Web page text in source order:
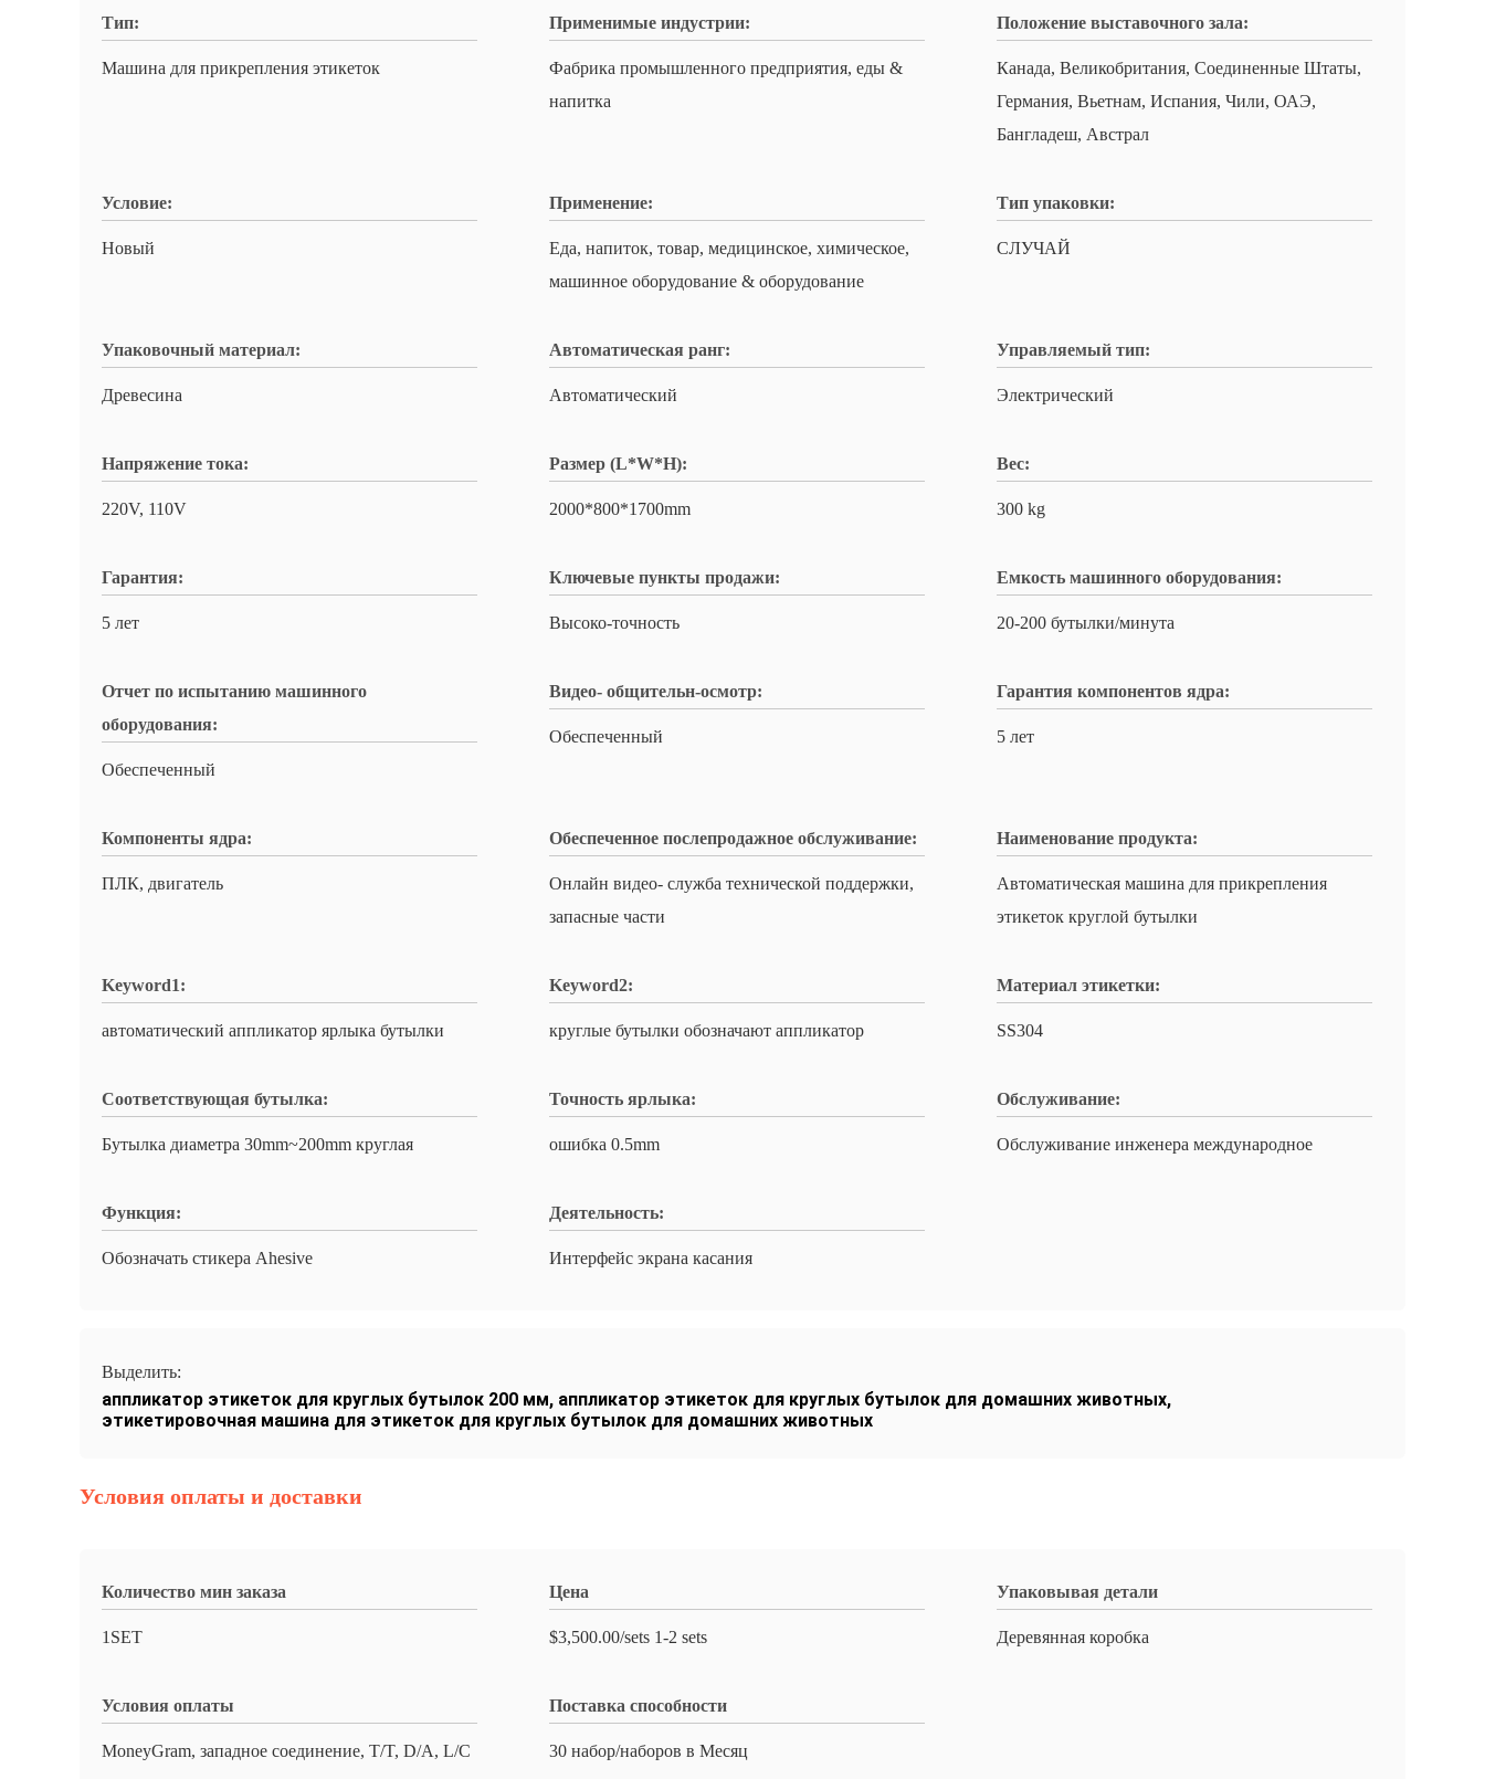
Тип:
Машина для прикрепления этикеток
Применимые индустрии:
Фабрика промышленного предприятия, еды &
напитка
Положение выставочного зала:
Канада, Великобритания, Соединенные Штаты,
Германия, Вьетнам, Испания, Чили, ОАЭ,
Бангладеш, Австрал
Условие:
Новый
Применение:
Еда, напиток, товар, медицинское, химическое,
машинное оборудование & оборудование
Тип упаковки:
СЛУЧАЙ
Упаковочный материал:
Древесина
Автоматическая ранг:
Автоматический
Управляемый тип:
Электрический
Напряжение тока:
220V, 110V
Размер (L*W*H):
2000*800*1700mm
Вес:
300 kg
Гарантия:
5 лет
Ключевые пункты продажи:
Высоко-точность
Емкость машинного оборудования:
20-200 бутылки/минута
Отчет по испытанию машинного
оборудования:
Обеспеченный
Видео- общительн-осмотр:
Обеспеченный
Гарантия компонентов ядра:
5 лет
Компоненты ядра:
ПЛК, двигатель
Обеспеченное послепродажное обслуживание:
Онлайн видео- служба технической поддержки,
запасные части
Наименование продукта:
Автоматическая машина для прикрепления
этикеток круглой бутылки
Keyword1:
автоматический аппликатор ярлыка бутылки
Keyword2:
круглые бутылки обозначают аппликатор
Материал этикетки:
SS304
Соответствующая бутылка:
Бутылка диаметра 30mm~200mm круглая
Точность ярлыка:
ошибка 0.5mm
Обслуживание:
Обслуживание инженера международное
Функция:
Обозначать стикера Ahesive
Деятельность:
Интерфейс экрана касания
Выделить:
аппликатор этикеток для круглых бутылок 200 мм, аппликатор этикеток для круглых бутылок для домашних животных,
этикетировочная машина для этикеток для круглых бутылок для домашних животных
Условия оплаты и доставки
Количество мин заказа
1SET
Цена
$3,500.00/sets 1-2 sets
Упаковывая детали
Деревянная коробка
Условия оплаты
MoneyGram, западное соединение, T/T, D/A, L/C
Поставка способности
30 набор/наборов в Месяц